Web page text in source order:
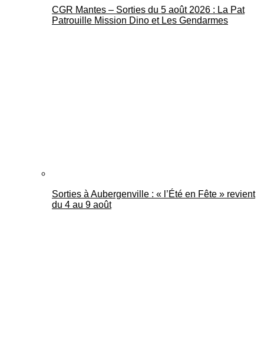
CGR Mantes – Sorties du 5 août 2026 : La Pat
Patrouille Mission Dino et Les Gendarmes
Sorties à Aubergenville : « l’Été en Fête » revient
du 4 au 9 août